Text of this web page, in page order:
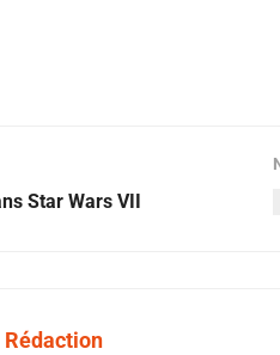
Star Wars VII
Rédaction